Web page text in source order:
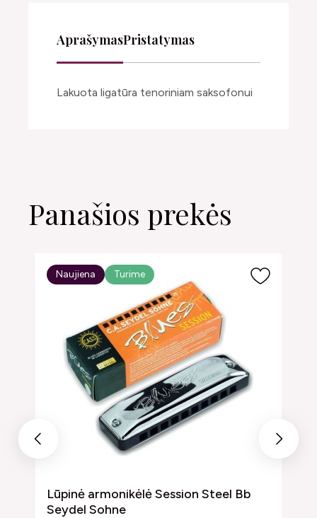
AprašymasPristatymas
Lakuota ligatūra tenoriniam saksofonui
Panašios prekės
Previous
Naujiena Turime
Lūpinė armonikėlė Session Steel Bb
Seydel Sohne
Next